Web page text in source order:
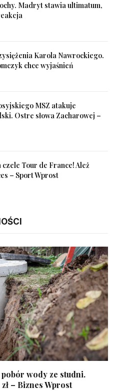
Madryt stawia ultimatum,
Karola Nawrockiego.
chce wyjaśnień
MSZ atakuje
Ostre słowa Zacharowej –
czele Tour de France! Ależ
– Sport Wprost
wody ze studni.
– Biznes Wprost